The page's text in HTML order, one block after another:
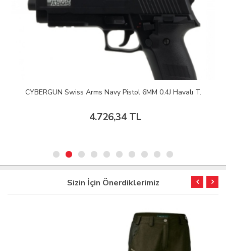
CYBERGUN Swiss Arms Navy Pistol 6MM 0.4J Havalı T.
4.726,34 TL
Sizin İçin Önerdiklerimiz